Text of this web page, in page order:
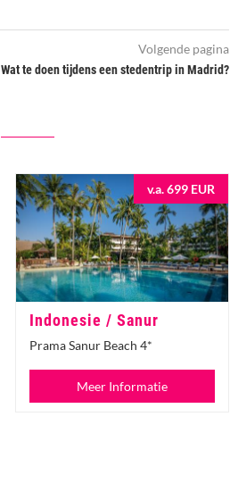
Volgende pagina
Wat te doen tijdens een stedentrip in Madrid?
v.a. 699 EUR
Indonesie / Sanur
Prama Sanur Beach 4*
Meer Informatie